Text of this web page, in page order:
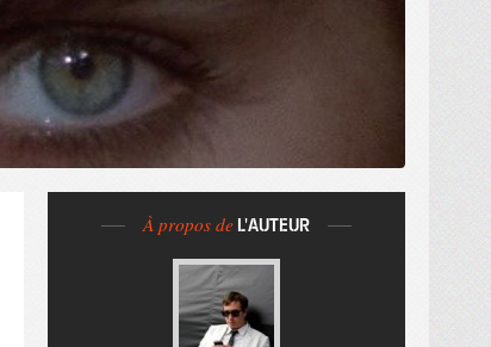
À propos de L'AUTEUR